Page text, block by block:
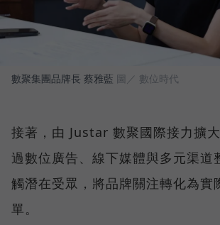
數聚集團品牌長 蔡雅藍 圖／ 數位時代
接著，由 Justar 數聚國際接力擴
過數位廣告、線下媒體與多元渠道
觸潛在受眾，將品牌關注轉化為實
單。